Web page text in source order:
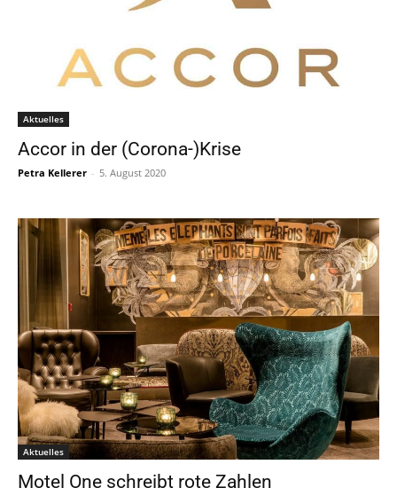
Aktuelles
Accor in der (Corona-)Krise
Petra Kellerer - 5. August 2020
Aktuelles
Motel One schreibt rote Zahlen